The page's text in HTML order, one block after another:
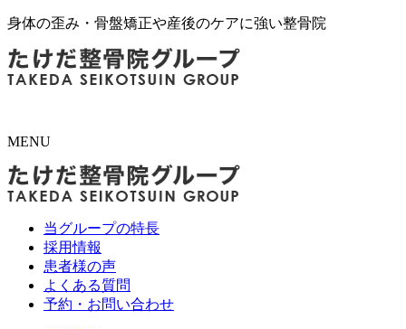
身体の歪み・骨盤矯正や産後のケアに強い整骨院
MENU
当グループの特長
採用情報
患者様の声
よくある質問
予約・お問い合わせ